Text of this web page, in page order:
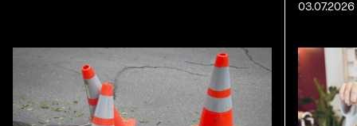
03.07.2026